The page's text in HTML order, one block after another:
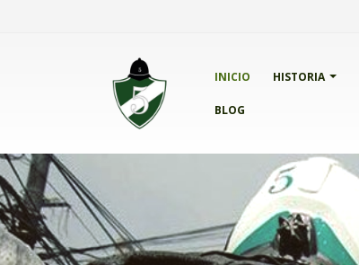
INICIO HISTORIA
BLOG